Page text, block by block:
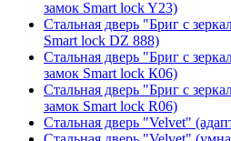
замок Smart lock Y23)
Стальная дверь "Бриг с
Smart lock DZ 888)
Стальная дверь "Бриг с
замок Smart lock К06)
Стальная дверь "Бриг с
замок Smart lock R06)
Стальная дверь "Velvet"